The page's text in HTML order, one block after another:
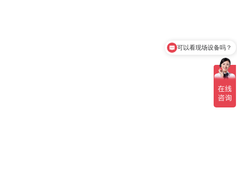
可以看现场设备吗？